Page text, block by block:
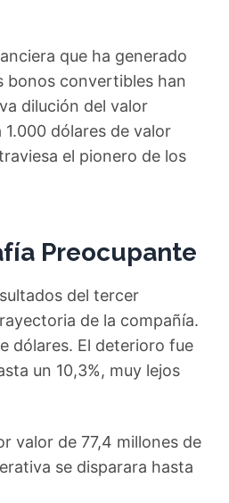
que ha generado
bonos convertibles han
dilución del valor
dólares de valor
el pionero de los
Preocupante
del tercer
de la compañía.
dólares. El deterioro fue
un 10,3%, muy lejos
valor de 77,4 millones de
se disparara hasta